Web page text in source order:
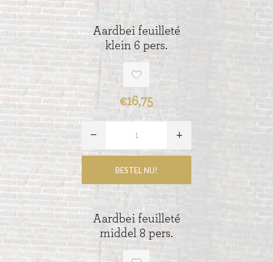
Aardbei feuilleté
klein 6 pers.
€16,75
Aardbei feuilleté
middel 8 pers.